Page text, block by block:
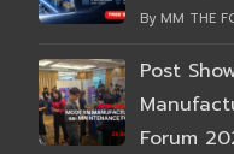
By MM THE
Post
Forum